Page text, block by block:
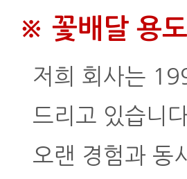
※ 꽃배달 용
저희 회사는
드리고 있습니다
오랜 경험과 동